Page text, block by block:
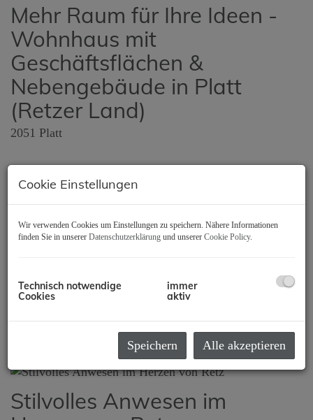
Mehr Raum für Ihre Ideen -
Wohnhaus mit
Geschäftsflächen &
Nebengebäude in Platt
(Retzer Land)
2051 Platt
Fläche
ca. 79 m 2
Kaufpreis
120.000,00 €
Stilvolles Anwesen im
Cookie Einstellungen
Wir verwenden Cookies um Einstellungen zu speichern. Nähere Informationen
finden Sie in unserer Datenschutzerklärung und unserer Cookie Policy.
Technisch notwendige
Cookies
immer
aktiv
Speichern Alle akzeptieren